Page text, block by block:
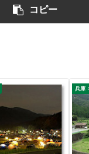
コピー
兵庫